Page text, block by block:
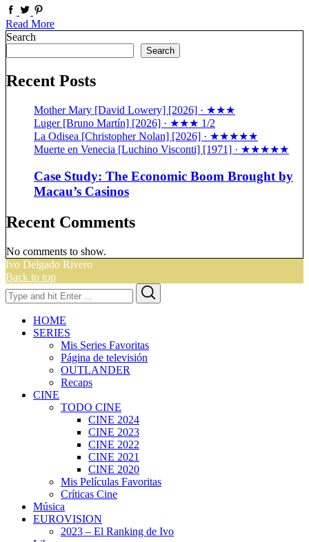
Read More
Search
Search
Recent Posts
Mother Mary [David Lowery] [2026] · ★★★
Luger [Bruno Martín] [2026] · ★★★ 1/2
La Odisea [Christopher Nolan] [2026] · ★★★★★
Muerte en Venecia [Luchino Visconti] [1971] · ★★★★★
Case Study: The Economic Boom Brought by
Macau’s Casinos
Recent Comments
No comments to show.
Ivo Delgado Rivero
Back to top
Search
for:
HOME
SERIES
Mis Series Favoritas
Página de televisión
OUTLANDER
Recaps
CINE
TODO CINE
CINE 2024
CINE 2023
CINE 2022
CINE 2021
CINE 2020
Mis Películas Favoritas
Críticas Cine
Música
EUROVISION
2023 – El Ranking de Ivo